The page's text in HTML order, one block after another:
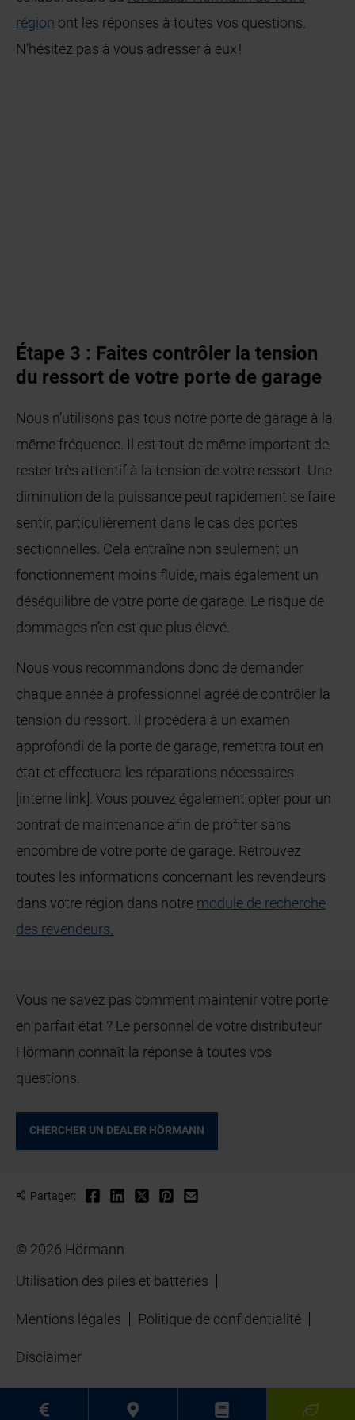
région ont les réponses à toutes vos questions.
N’hésitez pas à vous adresser à eux !
Étape 3 : Faites contrôler la tension
du ressort de votre porte de garage
Nous n’utilisons pas tous notre porte de garage à la
même fréquence. Il est tout de même important de
rester très attentif à la tension de votre ressort. Une
diminution de la puissance peut rapidement se faire
sentir, particulièrement dans le cas des portes
sectionnelles. Cela entraîne non seulement un
fonctionnement moins fluide, mais également un
déséquilibre de votre porte de garage. Le risque de
dommages n’en est que plus élevé.
Nous vous recommandons donc de demander
chaque année à professionnel agréé de contrôler la
tension du ressort. Il procédera à un examen
approfondi de la porte de garage, remettra tout en
état et effectuera les réparations nécessaires
[interne link]. Vous pouvez également opter pour un
contrat de maintenance afin de profiter sans
encombre de votre porte de garage. Retrouvez
toutes les informations concernant les revendeurs
dans votre région dans notre module de recherche
des revendeurs
Vous ne savez pas comment maintenir votre porte
en parfait état ? Le personnel de votre distributeur
Hörmann connaît la réponse à toutes vos
questions.
CHERCHER UN DEALER HÖRMANN
Partager:
© 2026 Hörmann
Utilisation des piles et batteries
Mentions légales Politique de confidentialité
Disclaimer